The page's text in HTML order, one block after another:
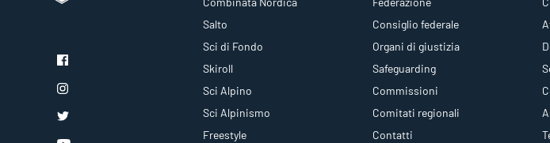
Salto
Sci di Fondo
Skiroll
Sci Alpino
Sci Alpinismo
Freestyle
Consiglio federale
Organi di giustizia
Safeguarding
Commissioni
Comitati regionali
Contatti